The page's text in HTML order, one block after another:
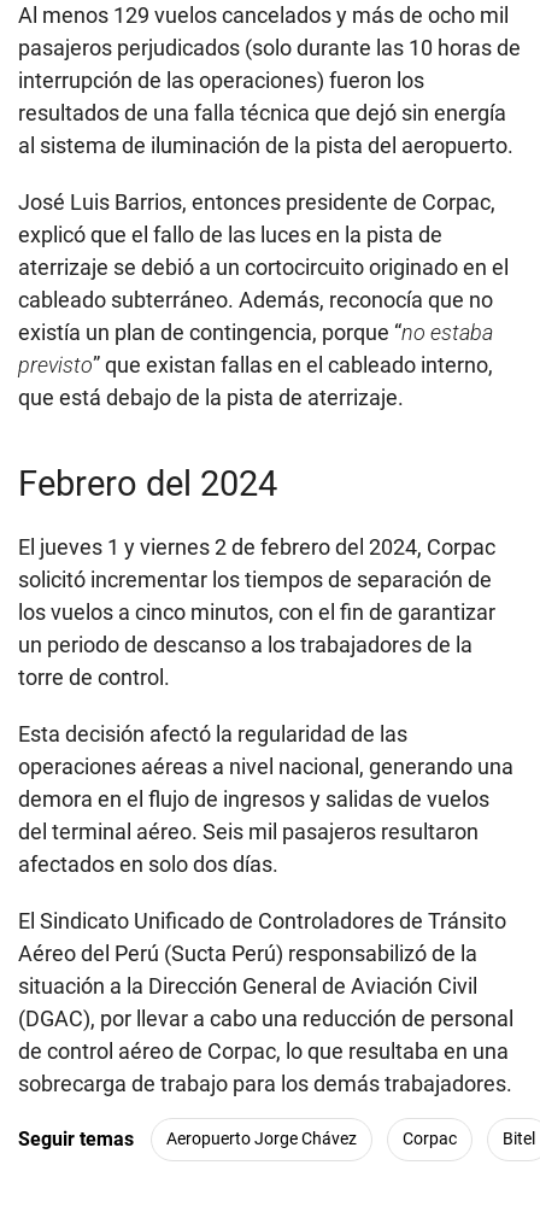
Al menos 129 vuelos cancelados y más de ocho mil
pasajeros perjudicados (solo durante las 10 horas de
interrupción de las operaciones) fueron los
resultados de una falla técnica que dejó sin energía
al sistema de iluminación de la pista del aeropuerto.
José Luis Barrios, entonces presidente de Corpac,
explicó que el fallo de las luces en la pista de
aterrizaje se debió a un cortocircuito originado en el
cableado subterráneo. Además, reconocía que no
existía un plan de contingencia, porque “no estaba
previsto” que existan fallas en el cableado interno,
que está debajo de la pista de aterrizaje.
Febrero del 2024
El jueves 1 y viernes 2 de febrero del 2024, Corpac
solicitó incrementar los tiempos de separación de
los vuelos a cinco minutos, con el fin de garantizar
un periodo de descanso a los trabajadores de la
torre de control.
Esta decisión afectó la regularidad de las
operaciones aéreas a nivel nacional, generando una
demora en el flujo de ingresos y salidas de vuelos
del terminal aéreo. Seis mil pasajeros resultaron
afectados en solo dos días.
El Sindicato Unificado de Controladores de Tránsito
Aéreo del Perú (Sucta Perú) responsabilizó de la
situación a la Dirección General de Aviación Civil
(DGAC), por llevar a cabo una reducción de personal
de control aéreo de Corpac, lo que resultaba en una
sobrecarga de trabajo para los demás trabajadores.
Seguir temas Aeropuerto Jorge Chávez Corpac Bitel